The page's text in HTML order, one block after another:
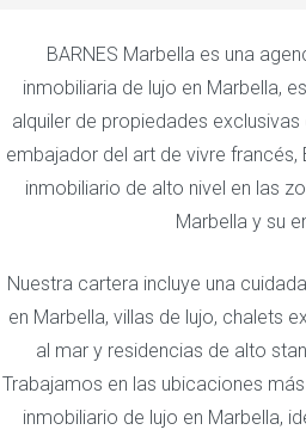
BARNES Marbella es una
inmobiliaria de lujo en Marbella,
alquiler de propiedades
embajador del art de vivre francés,
inmobiliario de alto nivel en las
Marbella y su
Nuestra cartera incluye una
en Marbella, villas de lujo, chalets
al mar y residencias de alto
Trabajamos en las ubicaciones
inmobiliario de lujo en Marbella,